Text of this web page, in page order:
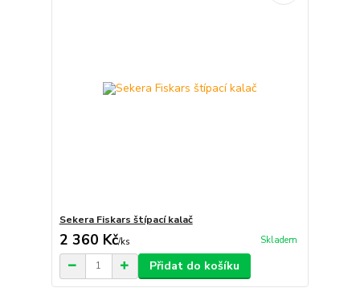
Sekera Fiskars štípací kalač
2 360 Kč/ks Skladem
Přidat do košíku